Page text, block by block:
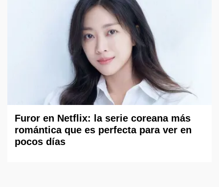
Furor en Netflix: la serie coreana más
romántica que es perfecta para ver en
pocos días